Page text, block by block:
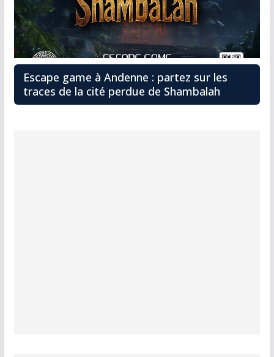
Escape game à Andenne : partez sur les
traces de la cité perdue de Shambalah